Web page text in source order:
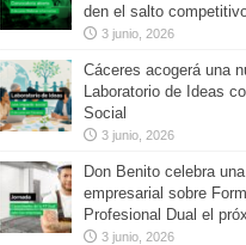
den el salto
3 junio, 2026
Cáceres acogerá una
Laboratorio de Ideas
Social
3 junio, 2026
Don Benito celebra
empresarial sobre
Profesional Dual el
3 junio, 2026